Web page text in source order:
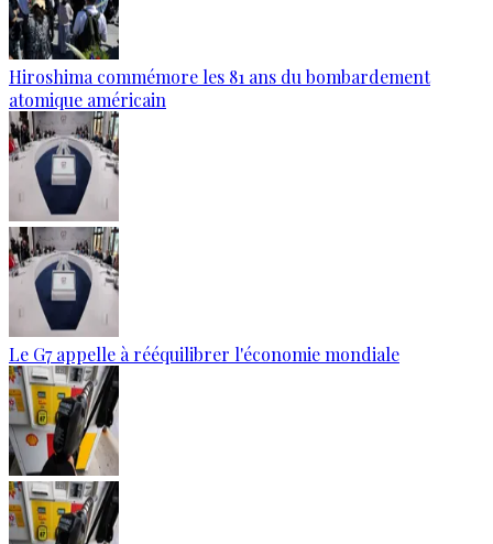
Hiroshima commémore les 81 ans du bombardement
atomique américain
Le G7 appelle à rééquilibrer l'économie mondiale